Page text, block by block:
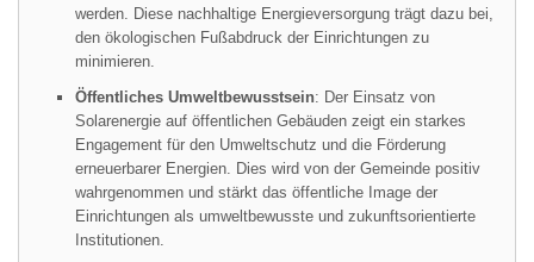
werden. Diese nachhaltige Energieversorgung trägt dazu bei,
den ökologischen Fußabdruck der Einrichtungen zu
minimieren.
Öffentliches Umweltbewusstsein: Der Einsatz von
Solarenergie auf öffentlichen Gebäuden zeigt ein starkes
Engagement für den Umweltschutz und die Förderung
erneuerbarer Energien. Dies wird von der Gemeinde positiv
wahrgenommen und stärkt das öffentliche Image der
Einrichtungen als umweltbewusste und zukunftsorientierte
Institutionen.